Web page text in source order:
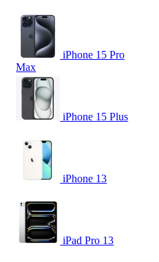
iPhone 15 Pro
Max
iPhone 15 Plus
iPhone 13
iPad Pro 13